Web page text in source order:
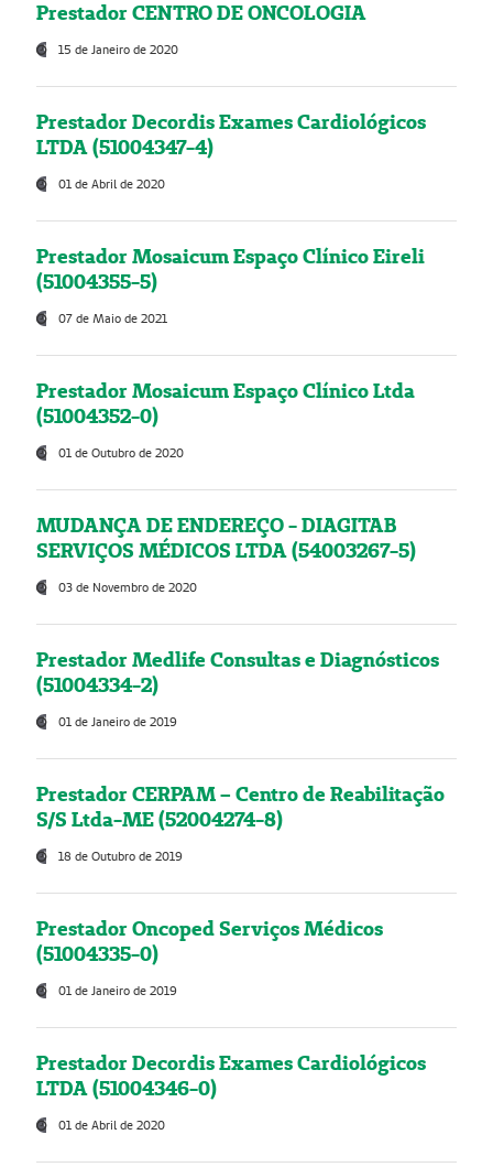
Prestador CENTRO DE ONCOLOGIA
15 de Janeiro de 2020
Prestador Decordis Exames Cardiológicos
LTDA (51004347-4)
01 de Abril de 2020
Prestador Mosaicum Espaço Clínico Eireli
(51004355-5)
07 de Maio de 2021
Prestador Mosaicum Espaço Clínico Ltda
(51004352-0)
01 de Outubro de 2020
MUDANÇA DE ENDEREÇO - DIAGITAB
SERVIÇOS MÉDICOS LTDA (54003267-5)
03 de Novembro de 2020
Prestador Medlife Consultas e Diagnósticos
(51004334-2)
01 de Janeiro de 2019
Prestador CERPAM – Centro de Reabilitação
S/S Ltda-ME (52004274-8)
18 de Outubro de 2019
Prestador Oncoped Serviços Médicos
(51004335-0)
01 de Janeiro de 2019
Prestador Decordis Exames Cardiológicos
LTDA (51004346-0)
01 de Abril de 2020